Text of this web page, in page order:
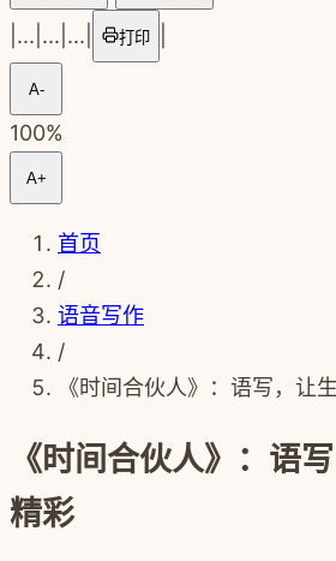
... ... ... 打印
A-
100%
A+
首页
/
语音写作
/
《时间合伙人》：语写，让
《时间合伙人》：语
精彩